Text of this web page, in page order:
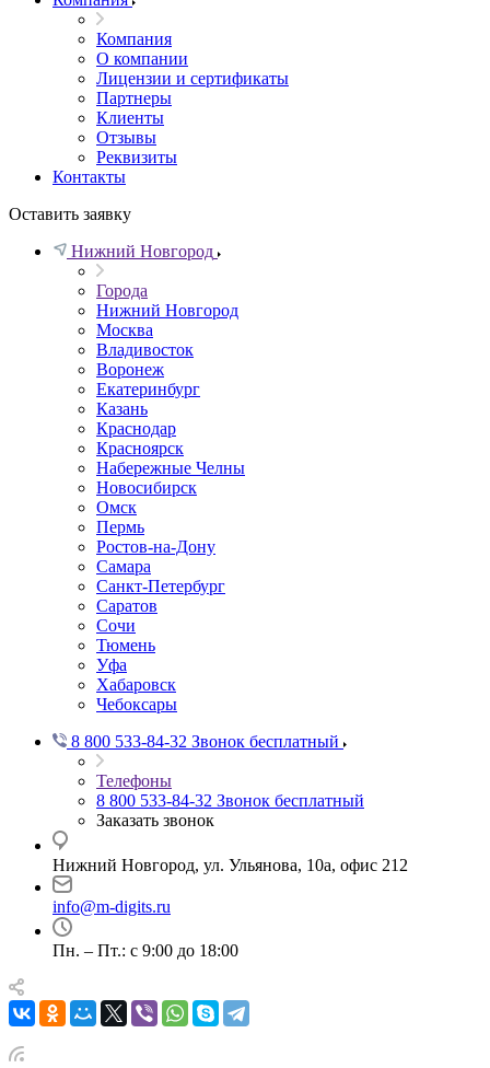
Компания
О компании
Лицензии и сертификаты
Партнеры
Клиенты
Отзывы
Реквизиты
Контакты
Оставить заявку
Нижний Новгород
Города
Нижний Новгород
Москва
Владивосток
Воронеж
Екатеринбург
Казань
Краснодар
Красноярск
Набережные Челны
Новосибирск
Омск
Пермь
Ростов-на-Дону
Самара
Санкт-Петербург
Саратов
Сочи
Тюмень
Уфа
Хабаровск
Чебоксары
8 800 533-84-32 Звонок бесплатный
Телефоны
8 800 533-84-32 Звонок бесплатный
Заказать звонок
Нижний Новгород, ул. Ульянова, 10а, офис 212
info@m-digits.ru
Пн. – Пт.: с 9:00 до 18:00